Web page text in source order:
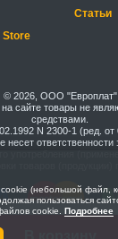
Статьи
Store
© 2026, ООО "Европлат"
сайте товары не
средствами.
N 2300-1 (ред.
несет
товаров (продукции)
оплаты
(небольшой файл,
пользоваться
cookie. Подробнее